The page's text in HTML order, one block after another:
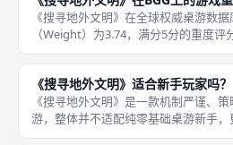
《搜寻地外文明》在全球权威桌游数
（Weight）为3.74，满分5分的重度评
了本作中重型策略桌游的定位，区别
型桌游，策略深度、规则复杂度、思
成
《搜寻地外文明》适合新手玩家吗？
《搜寻地外文明》是一款机制严谨、
游，整体并不适配纯零基础桌游新手
次行动类策略桌游的进阶玩家。本作